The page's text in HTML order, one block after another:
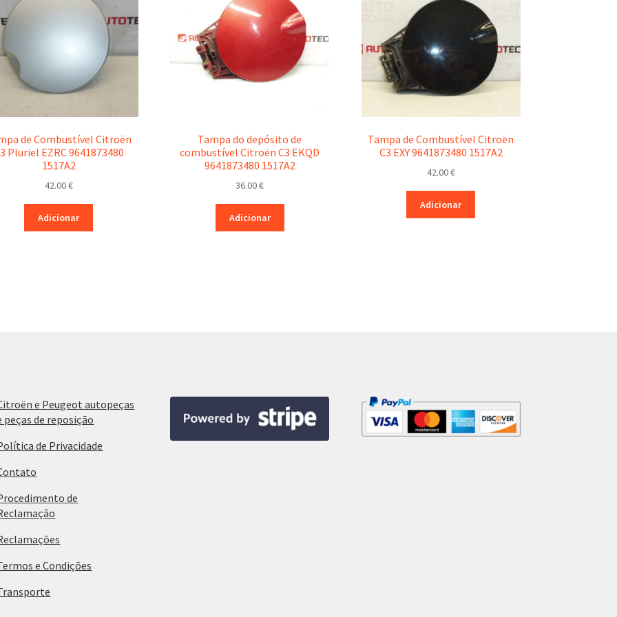
de Combustível Citroën
Pluriel EZRC 9641873480
1517A2
42.00€
Adicionar
Tampa do depósito de
combustível Citroën C3 EKQD
9641873480 1517A2
36.00€
Adicionar
Tampa de Combustível Citroën
C3 EXY 9641873480 1517A2
42.00€
Adicionar
e Peugeot autopeças
peças de reposição
de Privacidade
de
e Condições